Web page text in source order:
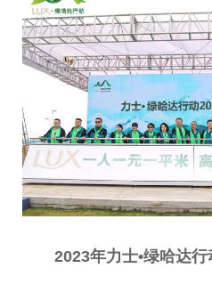
2023年力士•绿哈达